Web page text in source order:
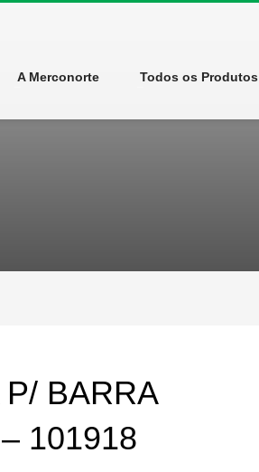
A Merconorte Todos os Produtos
BARRA
101918